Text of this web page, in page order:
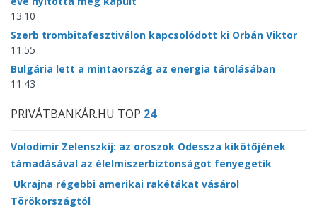
13:10
Szerb trombitafesztiválon kapcsolódott ki Orbán Viktor
11:55
Bulgária lett a mintaország az energia tárolásában
11:43
PRIVÁTBANKÁR.HU TOP 24
Volodimir Zelenszkij: az oroszok Odessza kikötőjének
támadásával az élelmiszerbiztonságot fenyegetik
Ukrajna régebbi amerikai rakétákat vásárol
Törökországtól